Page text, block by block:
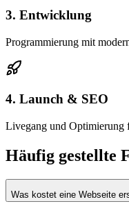
3. Entwicklung
Programmierung mit
4. Launch & SEO
Livegang und Optimierung
Häufig gestellte
Was kostet eine Webseite